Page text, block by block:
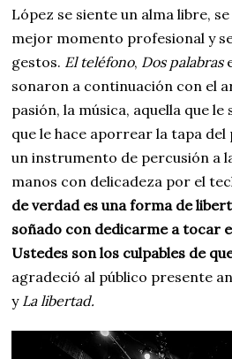
López se siente un alma libre,
mejor momento profesional y
gestos. El teléfono, Dos palabras
sonaron a continuación con el
pasión, la música, aquella que
que le hace aporrear la tapa
un instrumento de percusión a
manos con delicadeza por el
de verdad es una forma de
soñado con dedicarme a tocar
Ustedes son los culpables de
agradeció al público presente
y La libertad.